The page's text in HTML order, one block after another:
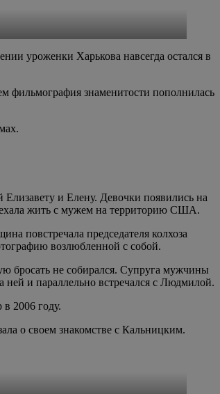
уроженки Харькова навсегда остался в
фильмография знаменитости пополнилась
и Елену. Девочки появились на
жить с мужем на территорию США.
повстречала председателя колхоза
возлюбленной с собой.
бросать не собирался. Супруга мужчины
и параллельно встречался с Людмилой.
2006 году.
о своем знакомстве с Кальницким.